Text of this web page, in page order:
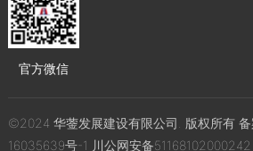
官方微信
©2024 华蓥发展建设有限公司. 版权所有 备
16035639号-1 川公网安备51168102000242